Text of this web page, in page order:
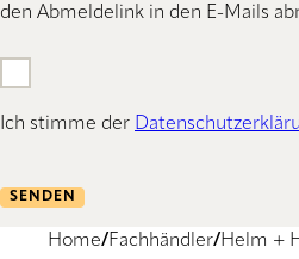
den Abmeldelink in den E-Mails
Ich stimme der
SENDEN
Home Fachhändler Helm +